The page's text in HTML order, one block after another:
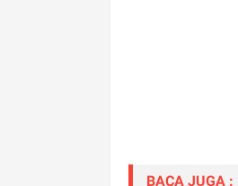
BACA JUGA :